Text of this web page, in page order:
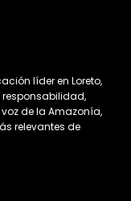
líder en Loreto,
de la Amazonía,
relevantes de